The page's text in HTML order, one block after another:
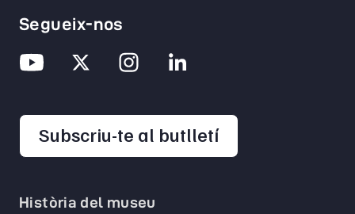
Història del museu
Segueix-nos
Subscriu-te al butlletíopens in a new